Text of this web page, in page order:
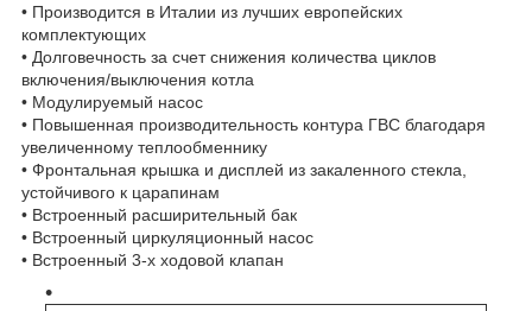
• Производится в Италии из лучших европейских
комплектующих
• Долговечность за счет снижения количества циклов
включения/выключения котла
• Модулируемый насос
• Повышенная производительность контура ГВС благодаря
увеличенному теплообменнику
• Фронтальная крышка и дисплей из закаленного стекла,
устойчивого к царапинам
• Встроенный расширительный бак
• Встроенный циркуляционный насос
• Встроенный 3-х ходовой клапан